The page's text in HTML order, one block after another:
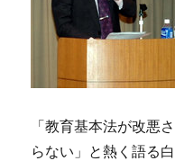
「教育基本法が改悪
らない」と熱く語る